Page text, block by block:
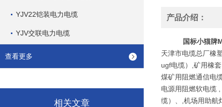
YJV22铠装电力电缆
YJV交联电力电缆
查看更多
相关文章
产品介绍：
国标小猫牌
天津市电缆总厂橡
ugf电缆）,矿用橡
煤矿用阻燃通信电
电源用阻燃软电缆
缆）、,机场用助航